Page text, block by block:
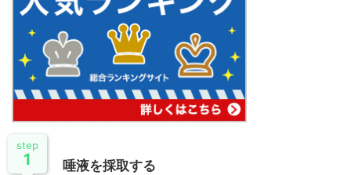
step
1 唾液を採取する